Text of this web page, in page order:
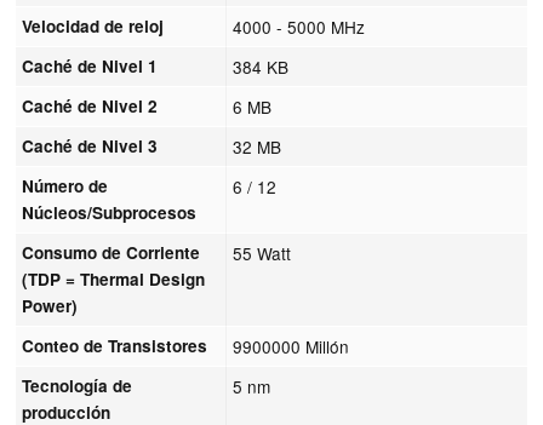
Velocidad de reloj 4000 - 5000 MHz
Caché de Nivel 1 384 KB
Caché de Nivel 2 6 MB
Caché de Nivel 3 32 MB
Número de
Núcleos/Subprocesos
6 / 12
Consumo de Corriente
(TDP = Thermal Design
Power)
55 Watt
Conteo de Transistores 9900000 Millón
Tecnología de
producción
5 nm